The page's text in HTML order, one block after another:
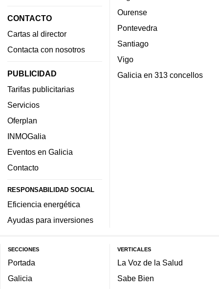
CONTACTO
Cartas al director
Contacta con nosotros
PUBLICIDAD
Tarifas publicitarias
Servicios
Oferplan
INMOGalia
Eventos en Galicia
Contacto
RESPONSABILIDAD SOCIAL
Eficiencia energética
Ayudas para inversiones
Ourense
Pontevedra
Santiago
Vigo
Galicia en 313 concellos
SECCIONES
Portada
Galicia
VERTICALES
La Voz de la Salud
Sabe Bien